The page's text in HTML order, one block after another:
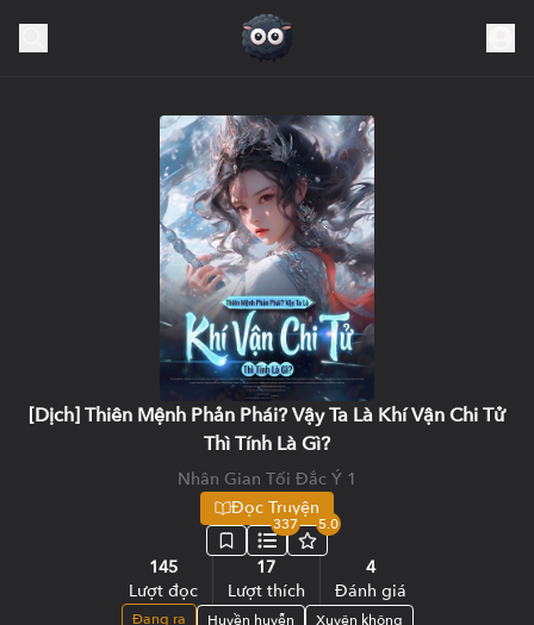
[Dịch] Thiên Mệnh Phản Phái? Vậy Ta Là Khí Vận Chi Tử
Thì Tính Là Gì?
Nhân Gian Tối Đắc Ý 1
Đọc Truyện
337 5.0
145
Lượt đọc
17
Lượt thích
4
Đánh giá
Đang ra Huyền huyễn Xuyên không